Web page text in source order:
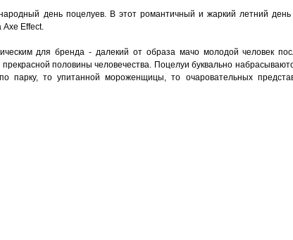
день поцелуев. В этот романтичный и жаркий летний
Effect.
для бренда - далекий от образа мачо молодой человек
половины человечества. Поцелуи буквально
парку, то упитанной мороженщицы, то очаровательных